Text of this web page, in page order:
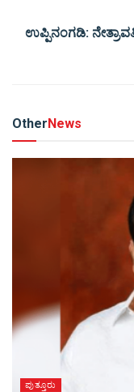
ಉಪ್ಪಿನಂಗಡಿ:
Other News
ಪುತ್ತೂರು